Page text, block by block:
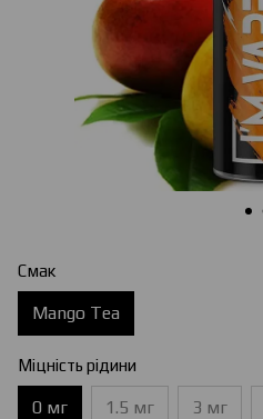
Смак
Mango Tea
Міцність рідини
0 мг 1.5 мг 3 мг